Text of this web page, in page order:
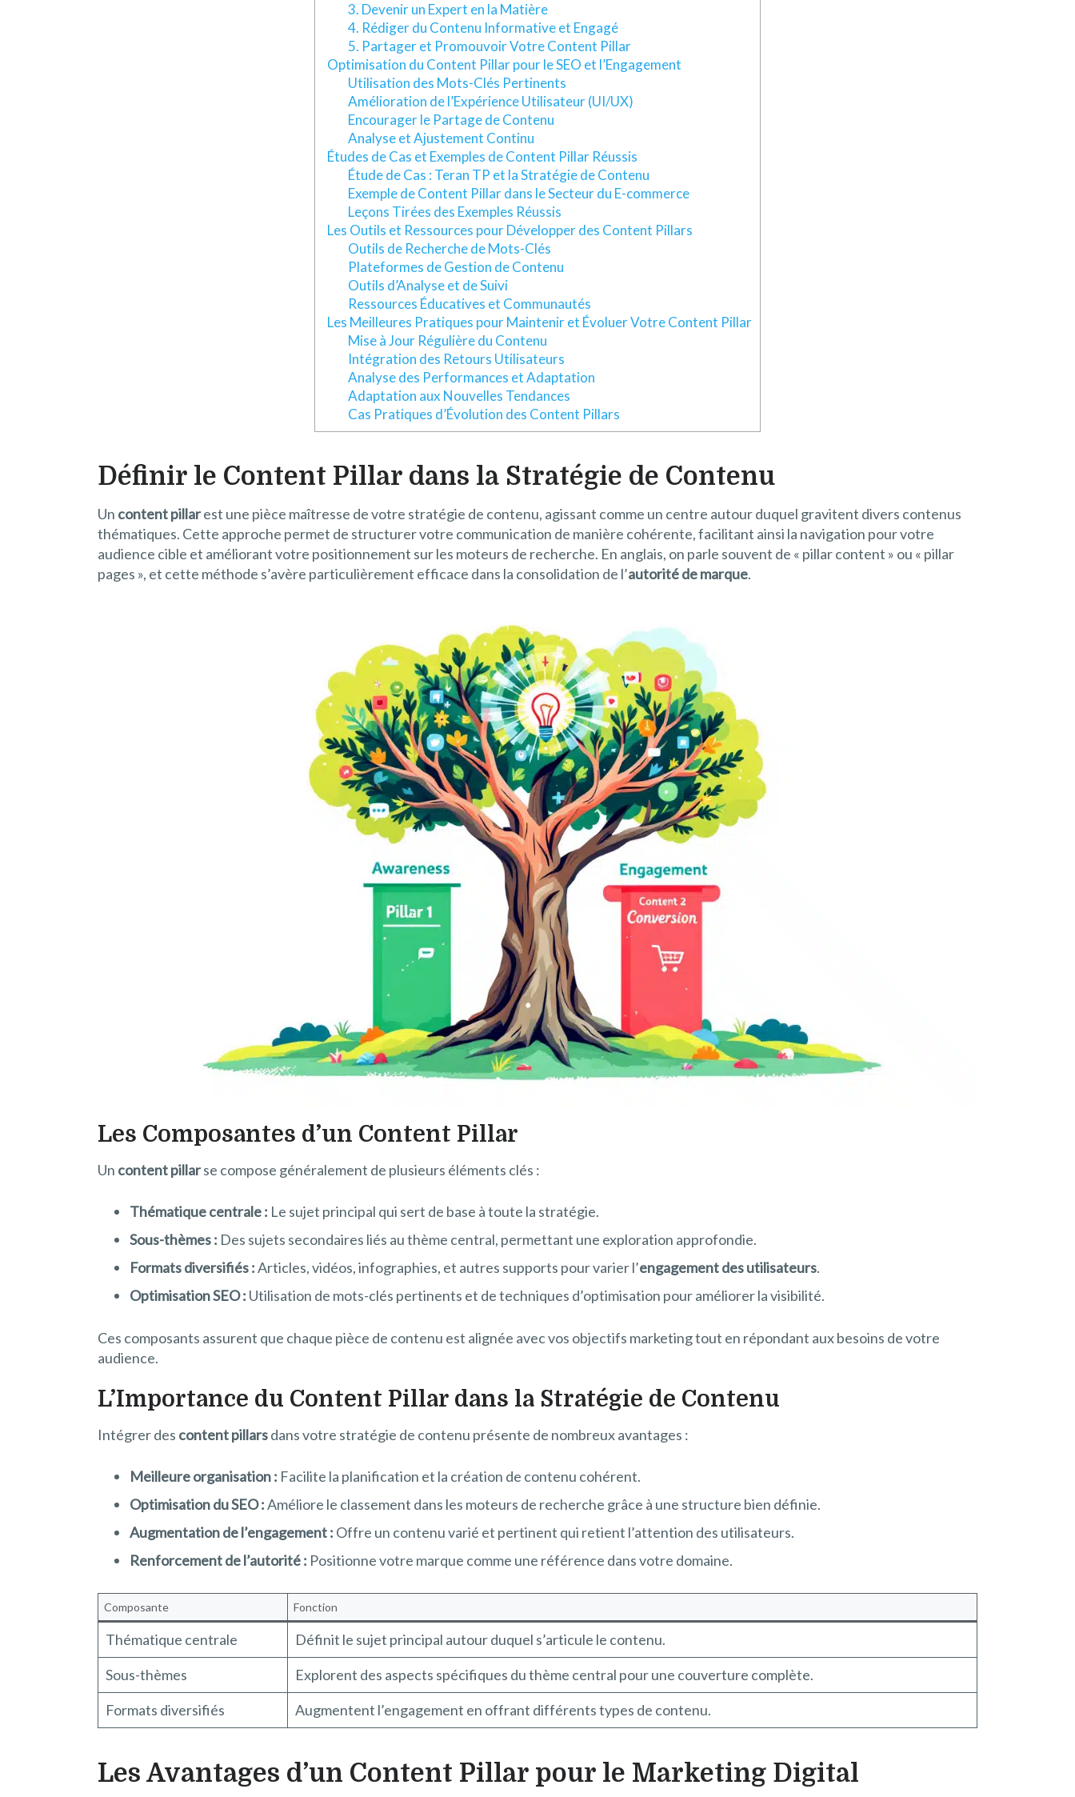
3. Devenir un Expert en la Matière
4. Rédiger du Contenu Informative et Engagé
5. Partager et Promouvoir Votre Content Pillar
Optimisation du Content Pillar pour le SEO et l’Engagement
Utilisation des Mots-Clés Pertinents
Amélioration de l’Expérience Utilisateur (UI/UX)
Encourager le Partage de Contenu
Analyse et Ajustement Continu
Études de Cas et Exemples de Content Pillar Réussis
Étude de Cas : Teran TP et la Stratégie de Contenu
Exemple de Content Pillar dans le Secteur du E-commerce
Leçons Tirées des Exemples Réussis
Les Outils et Ressources pour Développer des Content Pillars
Outils de Recherche de Mots-Clés
Plateformes de Gestion de Contenu
Outils d’Analyse et de Suivi
Ressources Éducatives et Communautés
Les Meilleures Pratiques pour Maintenir et Évoluer Votre Content Pillar
Mise à Jour Régulière du Contenu
Intégration des Retours Utilisateurs
Analyse des Performances et Adaptation
Adaptation aux Nouvelles Tendances
Cas Pratiques d’Évolution des Content Pillars
Définir le Content Pillar dans la Stratégie de Contenu
Un content pillarest une pièce maîtresse de votre stratégie de contenu, agissant comme un centre autour duquel gravitent divers contenus
thématiques. Cette approche permet de structurer votre communication de manière cohérente, facilitant ainsi la navigation pour votre
audience cible et améliorant votre positionnement sur les moteurs de recherche. En anglais, on parle souvent de « pillar content » ou « pillar
pages », et cette méthode s’avère particulièrement efficace dans la consolidation de l’autorité de marque.
Les Composantes d’un Content Pillar
Un content pillarse compose généralement de plusieurs éléments clés :
Thématique centrale : Le sujet principal qui sert de base à toute la stratégie.
Sous-thèmes : Des sujets secondaires liés au thème central, permettant une exploration approfondie.
Formats diversifiés :Articles, vidéos, infographies, et autres supports pour varier l’engagement des utilisateurs.
Optimisation SEO : Utilisation de mots-clés pertinents et de techniques d’optimisation pour améliorer la visibilité.
Ces composants assurent que chaque pièce de contenu est alignée avec vos objectifs marketing tout en répondant aux besoins de votre
audience.
L’Importance du Content Pillar dans la Stratégie de Contenu
Intégrer des content pillarsdans votre stratégie de contenu présente de nombreux avantages :
Meilleure organisation : Facilite la planification et la création de contenu cohérent.
Optimisation du SEO :Améliore le classement dans les moteurs de recherche grâce à une structure bien définie.
Augmentation de l’engagement : Offre un contenu varié et pertinent qui retient l’attention des utilisateurs.
Renforcement de l’autorité : Positionne votre marque comme une référence dans votre domaine.
Composante Fonction
Thématique centrale
Définit le sujet principal autour duquel s’articule le contenu.
Sous-thèmes
Explorent des aspects spécifiques du thème central pour une couverture complète.
Formats diversifiés
Augmentent l’engagement en offrant différents types de contenu.
Les Avantages d’un Content Pillar pour le Marketing Digital